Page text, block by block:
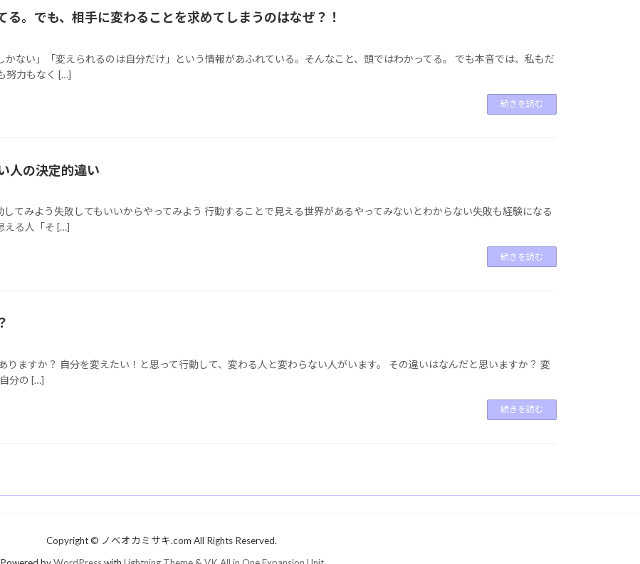
る。でも、相手に変わることを求めてしまうのはなぜ？！
ない」「変えられるのは自分だけ」という情報があふれている。そんなこと、頭ではわかってる。 でも本音では、私もだ
努力もなく […]
続きを読む
人の決定的違い
てみよう失敗してもいいからやってみよう 行動することで見える世界があるやってみないとわからない失敗も経験になる
える人「そ […]
続きを読む
ますか？ 自分を変えたい！と思って行動して、変わる人と変わらない人がいます。 その違いはなんだと思いますか？ 変
分の […]
続きを読む
Copyright © ノベオカミサキ.com All Rights Reserved.